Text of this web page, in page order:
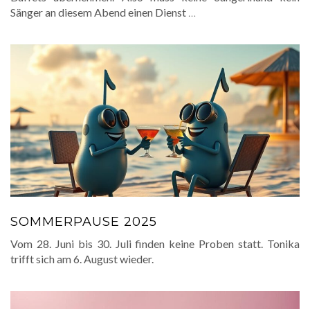
Sänger an diesem Abend einen Dienst …
SOMMERPAUSE 2025
Vom 28. Juni bis 30. Juli finden keine Proben statt. Tonika
trifft sich am 6. August wieder.